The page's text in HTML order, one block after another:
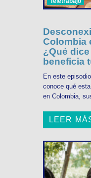
Colombia
¿Qué
beneficia
En este
conoce qué
en Colombia,
LEER